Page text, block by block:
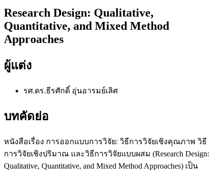
Research Design: Qualitative,
Quantitative, and Mixed Method
Approaches
ผู้แต่ง
รศ.ดร.ธีรศักดิ์ อุ่นอารมย์เลิศ
บทคัดย่อ
หนังสือเรื่อง การออกแบบการวิจัย: วิธีการวิจัยเชิงคุณภาพ วิธี
การวิจัยเชิงปริมาณ และวิธีการวิจัยแบบผสม (Research Design:
Qualitative, Quantitative, and Mixed Method Approaches) เป็น